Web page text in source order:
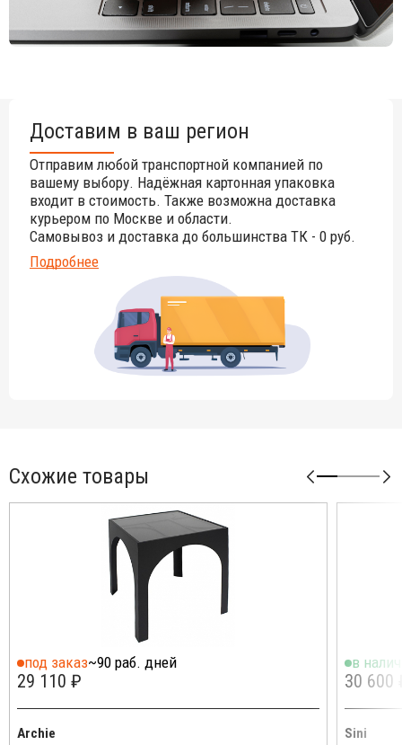
Доставим в ваш регион
Отправим любой транспортной компанией по
вашему выбору. Надёжная картонная упаковка
входит в стоимость. Также возможна доставка
курьером по Москве и области.
Самовывоз и доставка до большинства ТК - 0 руб.
Подробнее
Схожие товары
под заказ~90 раб. дней
29 110 ₽
Archie
в
30 600
Sini